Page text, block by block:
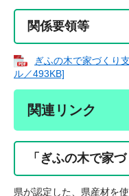
関係要領等
ぎふの木で家づくり
ル／493KB]
関連リンク
「ぎふの木で家
県が認定した、県産材を